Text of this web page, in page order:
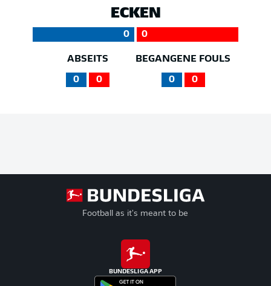
ECKEN
0 0
ABSEITS
0 0
BEGANGENE FOULS
0 0
Football as it's meant to be
BUNDESLIGA APP